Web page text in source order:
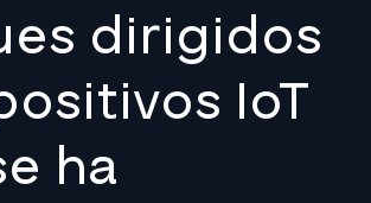
dirigidos
IoT
ha